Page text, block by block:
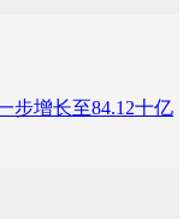
步增长至84.12十亿